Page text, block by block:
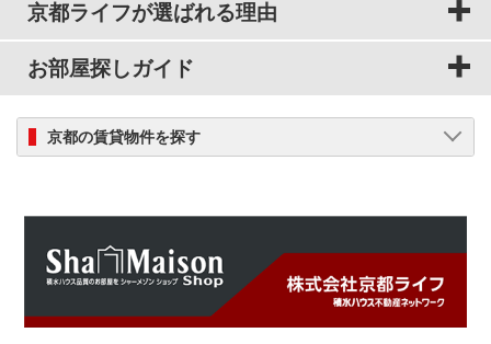
京都ライフが選ばれる理由
お部屋探しガイド
京都の賃貸物件を探す